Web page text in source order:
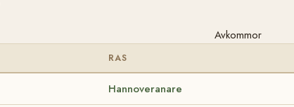
Avkommor
RAS
Hannoveranare